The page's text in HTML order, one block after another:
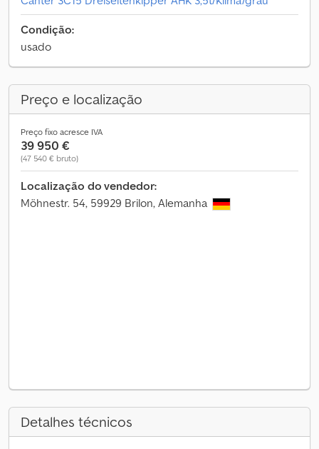
Condição:
usado
Preço e localização
Preço fixo acresce IVA
39 950 €
(47 540 € bruto)
Localização do vendedor:
Möhnestr. 54, 59929 Brilon, Alemanha
Detalhes técnicos